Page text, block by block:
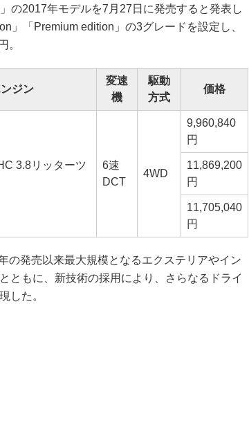
の2017年モデルを7月27日に発売すると発表し
」「Premium edition」の3グレードを設定し、
。
ジン
変速
機
駆動
方式
価格
3.8リッターツ
6速
DCT
4WD
9,960,840
円
11,869,200
円
11,705,040
円
発売以来最大規模となるエクステリアやイン
ともに、新技術の採用により、さらなるドライ
した。